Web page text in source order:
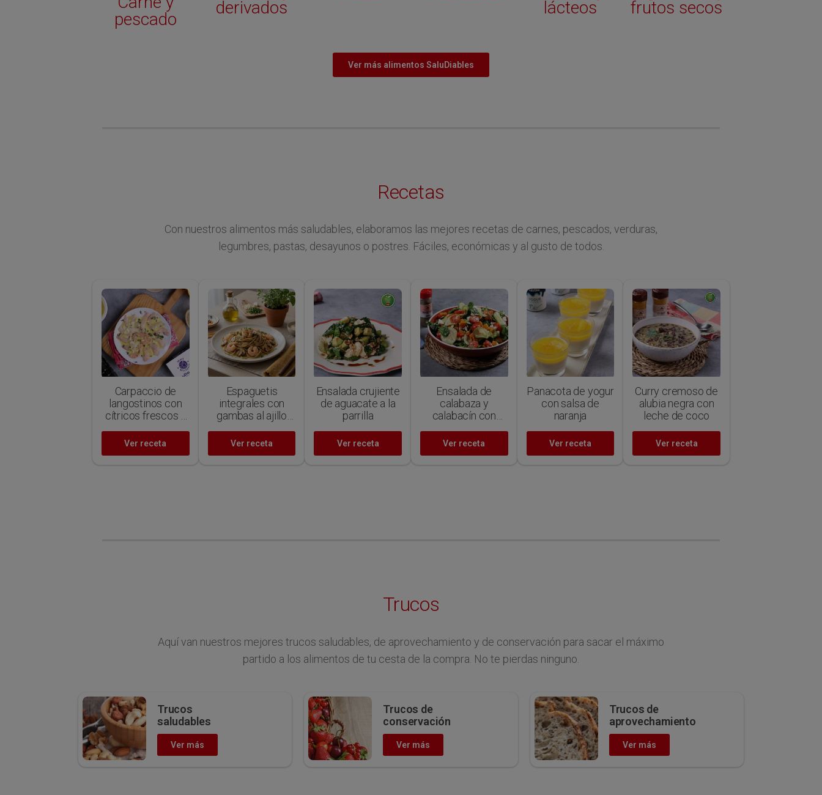
pescado
derivados
lácteos
frutos secos
Ver más alimentos SaluDiables
Recetas
Con nuestros alimentos más saludables, elaboramos las mejores recetas de carnes, pescados, verduras,
legumbres, pastas, desayunos o postres. Fáciles, económicas y al gusto de todos.
Carpaccio de
langostinos con
cítricos frescos y
aromáticas
Ver receta
Espaguetis
integrales con
gambas al ajillo
champiñones
Ver receta
Ensalada crujiente
de aguacate a la
parrilla
Ver receta
Ensalada de
calabaza y
calabacín con
Ver receta
Panacota de yogur
con salsa de
naranja
Ver receta
Curry cremoso de
alubia negra con
leche de coco
Ver receta
Trucos
Aquí van nuestros mejores trucos saludables, de aprovechamiento y de conservación para sacar el máximo
partido a los alimentos de tu cesta de la compra. No te pierdas ninguno.
Trucos
saludables
Ver más
Trucos de
conservación
Ver más
Trucos de
aprovechamiento
Ver más